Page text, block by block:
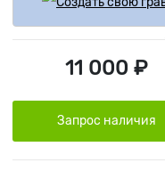
11 000 ₽
Запрос наличия